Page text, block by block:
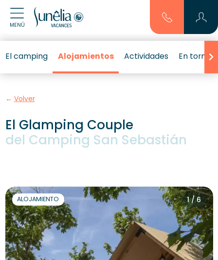
MENÚ
El camping Alojamientos Actividades En torno
Volver
El Glamping Couple
del Camping San Sebastián
1 / 6
ALOJAMIENTO